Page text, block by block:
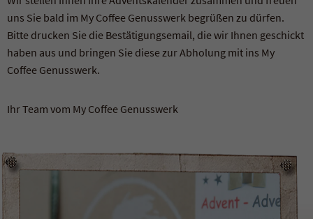
uns Sie bald im My Coffee Genusswerk begrüßen zu dürfen.
Bitte drucken Sie die Bestätigungsemail, die wir Ihnen geschickt
haben aus und bringen Sie diese zur Abholung mit ins My
Coffee Genusswerk.
Ihr Team vom My Coffee Genusswerk
Bereichen gewährt.
Name cookie_optin
Laufzeit 1 Jahr